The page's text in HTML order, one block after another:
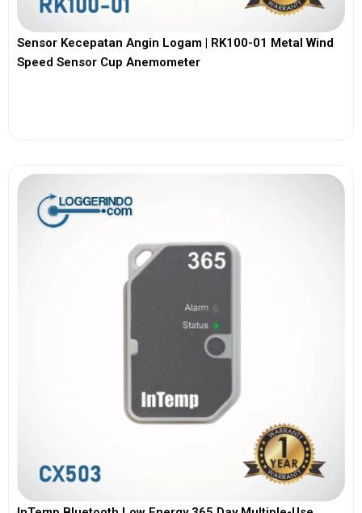
Sensor Kecepatan Angin Logam | RK100-01 Metal Wind
Speed Sensor Cup Anemometer